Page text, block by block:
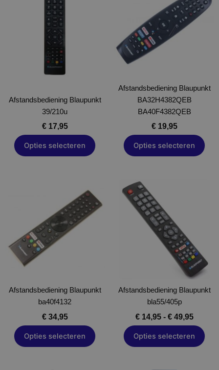
Afstandsbediening Blaupunkt
39/210u
€17,95
Opties selecteren
heeft
meerdere
variaties.
Deze
optie
kan
gekozen
op
de
productpagina
Afstandsbediening Blaupunkt
BA32H4382QEB
BA40F4382QEB
€19,95
Opties selecteren
heeft
meerdere
variaties.
Deze
worden
op
de
productpagina
Afstandsbediening Blaupunkt
ba40f4132
€34,95
Opties selecteren
product
heeft
meerdere
variaties.
Deze
worden
op
de
productpagina
Afstandsbediening Blaupunkt
bla55/405p
€14,95 - €49,95
Opties selecteren
heeft
meerdere
variaties.
Deze
optie
gekozen
worden
op
de
productpagina